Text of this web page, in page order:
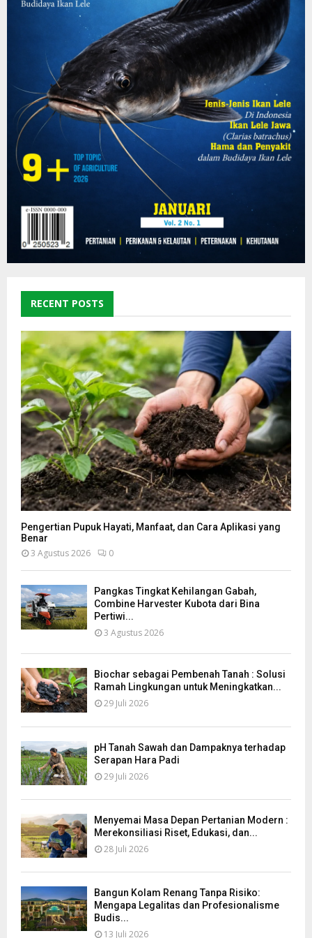
RECENT POSTS
Pengertian Pupuk Hayati, Manfaat, dan Cara Aplikasi yang
Benar
3 Agustus 2026 0
Pangkas Tingkat Kehilangan Gabah,
Combine Harvester Kubota dari Bina
Pertiwi...
3 Agustus 2026
Biochar sebagai Pembenah Tanah : Solusi
Ramah Lingkungan untuk Meningkatkan...
29 Juli 2026
pH Tanah Sawah dan Dampaknya terhadap
Serapan Hara Padi
29 Juli 2026
Menyemai Masa Depan Pertanian Modern :
Merekonsiliasi Riset, Edukasi, dan...
28 Juli 2026
Bangun Kolam Renang Tanpa Risiko:
Mengapa Legalitas dan Profesionalisme
Budis...
13 Juli 2026